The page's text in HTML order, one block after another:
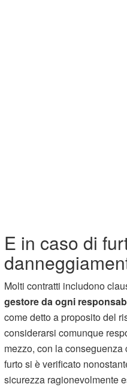
E in caso di
Molti contratti includono
gestore da ogni
come detto a proposito del
considerarsi comunque
mezzo, con la
furto si è verificato
sicurezza ragionevolmente